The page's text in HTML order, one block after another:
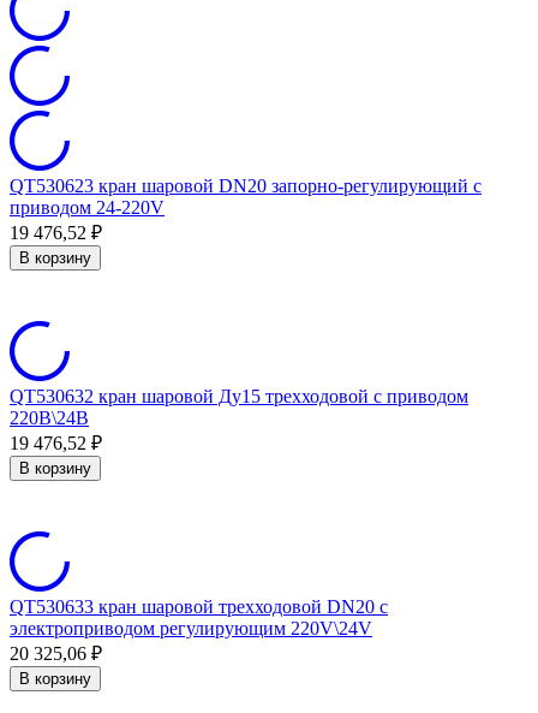
QT530623 кран шаровой DN20 запорно-регулирующий с
приводом 24-220V
19 476,52 ₽
В корзину
QT530632 кран шаровой Ду15 трехходовой с приводом
220В\24В
19 476,52 ₽
В корзину
QT530633 кран шаровой трехходовой DN20 с
электроприводом регулирующим 220V\24V
20 325,06 ₽
В корзину